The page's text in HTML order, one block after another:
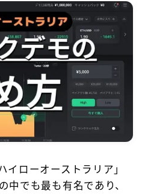
ツ
報
イローオーストラリア」
中でも最も有名であり、